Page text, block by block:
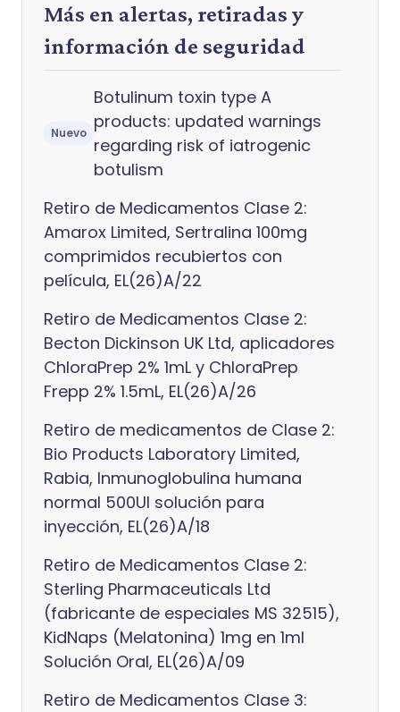
Más en alertas, retiradas y
información de seguridad
Nuevo
Botulinum toxin type A
products: updated warnings
regarding risk of iatrogenic
botulism
Retiro de Medicamentos Clase 2:
Amarox Limited, Sertralina 100mg
comprimidos recubiertos con
película, EL(26)A/22
Retiro de Medicamentos Clase 2:
Becton Dickinson UK Ltd, aplicadores
ChloraPrep 2% 1mL y ChloraPrep
Frepp 2% 1.5mL, EL(26)A/26
Retiro de medicamentos de Clase 2:
Bio Products Laboratory Limited,
Rabia, Inmunoglobulina humana
normal 500UI solución para
inyección, EL(26)A/18
Retiro de Medicamentos Clase 2:
Sterling Pharmaceuticals Ltd
(fabricante de especiales MS 32515),
KidNaps (Melatonina) 1mg en 1ml
Solución Oral, EL(26)A/09
Retiro de Medicamentos Clase 3: